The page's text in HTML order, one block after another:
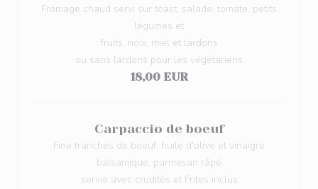
Fromage chaud servi sur toast, salade, tomate, petits
légumes et
fruits, noix, miel et lardons
ou sans lardons pour les végétariens
18,00 EUR
Carpaccio de boeuf
Fine tranches de boeuf, huile d'olive et vinaigre
balsamique, parmesan râpé
servie avec crudités et Frites inclus